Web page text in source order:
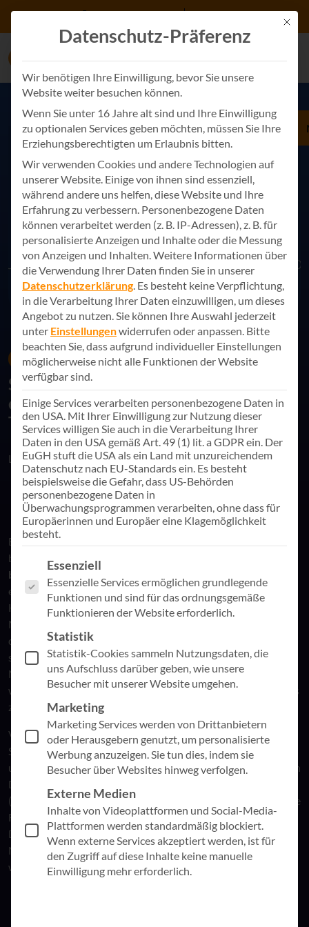
Zum Inhalt springen
Digitale Prozesse 21. August 2024
Stammdaten als Schlüssel zur
effizienten und sicheren
Transformation
Link teilen
Es gibt eine Frage, die mir als Data Consultant immer wieder
begegnet:
Wie gelingt es, Stammdaten effizient allen
bereitzustellen, die sie benötigen?
eine Kollegin von einem Fall, der genau diese
Herausforderung verdeutlicht: Ihr Kunde plant eine
Mitarbeitendenbefragung, steht aber bereits zu Beginn vor
der ersten Hürde. Das Team, das die Befragung durchführen
soll, hat keine zentrale Übersicht über die zu befragenden
Mitarbeitenden. Dieser Vorfall hat mich dazu veranlasst, ein
weit verbreitetes, aber oft unterschätztes Thema in den Fokus
zu rücken:dieStammdatenverwaltung.
Viele Organisationen arbeiten und denken stark in Silos.
Stammdaten sind deshalb häufig über verschiedene Bereiche
und Systeme verteilt. Bereiche können oft nur auf ihre eigenen
Daten zugreifen, was den bereichsübergreifenden
(Daten-)Austausch und die Zusammenarbeit erschwert. Diese
Fragmentierung erschwert nicht nur die Verwaltung der
Daten, sondern auch die effiziente Steuerung der
Mitarbeitenden. Doch warum ist das so problematisch und
welche Lösungen bieten sich an?
Mit
Datenschutz-Präferenz
Wir benötigen Ihre Einwilligung, bevor Sie unsere
Website weiter besuchen können.
Wenn Sie unter 16 Jahre alt sind und Ihre Einwilligung
zu optionalen Services geben möchten, müssen Sie Ihre
Erziehungsberechtigten um Erlaubnis bitten.
Wir verwenden Cookies und andere Technologien auf
unserer Website. Einige von ihnen sind essenziell,
während andere uns helfen, diese Website und Ihre
Erfahrung zu verbessern. Personenbezogene Daten
können verarbeitet werden (z. B. IP-Adressen), z. B. für
personalisierte Anzeigen und Inhalte oder die Messung
von Anzeigen und Inhalten.Weitere Informationen über
die Verwendung Ihrer Daten finden Sie in unserer
Datenschutzerklärung. Es besteht keine Verpflichtung,
in die Verarbeitung Ihrer Daten einzuwilligen, um dieses
Angebot zu nutzen.Sie können Ihre Auswahl jederzeit
unter Einstellungenwiderrufen oder anpassen. Bitte
beachten Sie, dass aufgrund individueller Einstellungen
möglicherweise nicht alle Funktionen der Website
verfügbar sind.
Einige Services verarbeiten personenbezogene Daten in
den USA. Mit Ihrer Einwilligung zur Nutzung dieser
Services willigen Sie auch in die Verarbeitung Ihrer
Daten in den USA gemäß Art. 49 (1) lit. a GDPR ein. Der
EuGH stuft die USA als ein Land mit unzureichendem
Datenschutz nach EU-Standards ein. Es besteht
beispielsweise die Gefahr, dass US-Behörden
personenbezogene Daten in
Überwachungsprogrammen verarbeiten, ohne dass für
Europäerinnen und Europäer eine Klagemöglichkeit
besteht.
Es folgt eine Liste der Service-Gruppen, für die eine
Essenziell
Essenzielle Services ermöglichen grundlegende
Funktionen und sind für das ordnungsgemäße
Funktionieren der Website erforderlich.
Statistik
Statistik-Cookies sammeln Nutzungsdaten, die
uns Aufschluss darüber geben, wie unsere
Besucher mit unserer Website umgehen.
Marketing
Marketing Services werden von Drittanbietern
oder Herausgebern genutzt, um personalisierte
Werbung anzuzeigen. Sie tun dies, indem sie
Besucher über Websites hinweg verfolgen.
Externe Medien
Inhalte von Videoplattformen und Social-Media-
Plattformen werden standardmäßig blockiert.
Wenn externe Services akzeptiert werden, ist für
den Zugriff auf diese Inhalte keine manuelle
Einwilligung mehr erforderlich.